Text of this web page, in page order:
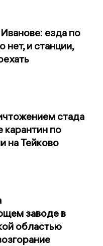
езда по
нет, и станции,
стада
по
на Тейково
заводе в
областью